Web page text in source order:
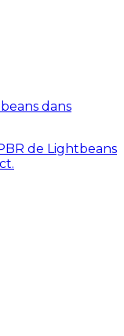
dans
de Lightbeans